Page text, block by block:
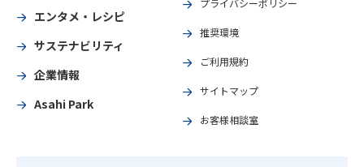
エンタメ・レシピ
サステナビリティ
企業情報
Asahi Park
プライバシーポリシー
推奨環境
ご利用規約
サイトマップ
お客様相談室